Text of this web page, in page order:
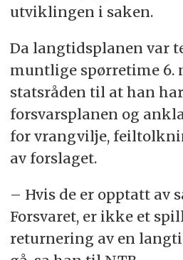
utviklingen i saken.
Da langtidsplanen var
muntlige spørretime 6.
statsråden til at han
forsvarsplanen og
for vrangvilje,
av forslaget.
– Hvis de er opptatt av
Forsvaret, er ikke et
returnering av en